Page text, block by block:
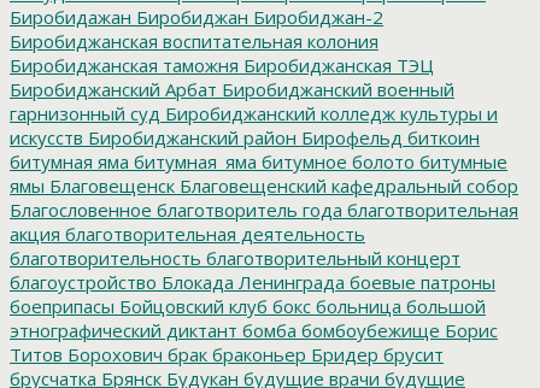
Биробидажан Биробиджан Биробиджан-2
Биробиджанская воспитательная колония
Биробиджанская таможня Биробиджанская ТЭЦ
Биробиджанский Арбат Биробиджанский военный
гарнизонный суд Биробиджанский колледж культуры и
искусств Биробиджанский район Бирофельд биткоин
битумная яма битумная_яма битумное болото битумные
ямы Благовещенск Благовещенский кафедральный собор
Благословенное благотворитель года благотворительная
акция благотворительная деятельность
благотворительность благотворительный концерт
благоустройство Блокада Ленинграда боевые патроны
боеприпасы Бойцовский клуб бокс больница большой
этнографический диктант бомба бомбоубежище Борис
Титов Борохович брак браконьер Бридер брусит
брусчатка Брянск Будукан будущие врачи будущие